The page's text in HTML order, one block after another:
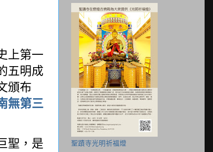
上第一
五明成
頒布
無第三
聖，是
聖蹟寺光明祈福燈